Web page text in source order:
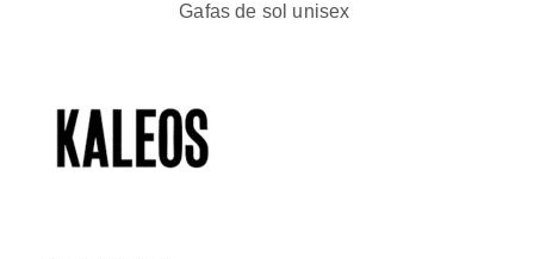
Gafas de sol unisex